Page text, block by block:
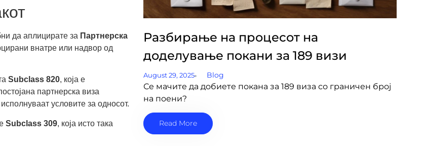
да аплицирате за Партнерска
внатре или надвор од
Subclass 820, која е
партнерска виза
условите за односот.
Subclass 309, која исто така
Разбирање на процесот на
доделување покани за 189 визи
August 29, 2025 Blog
Се мачите да добиете покана за 189 виза со граничен број
на поени?
Read More